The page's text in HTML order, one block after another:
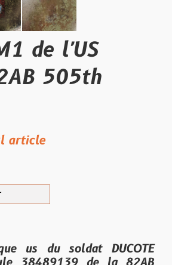
de l'US
505th
article
us du soldat DUCOTE